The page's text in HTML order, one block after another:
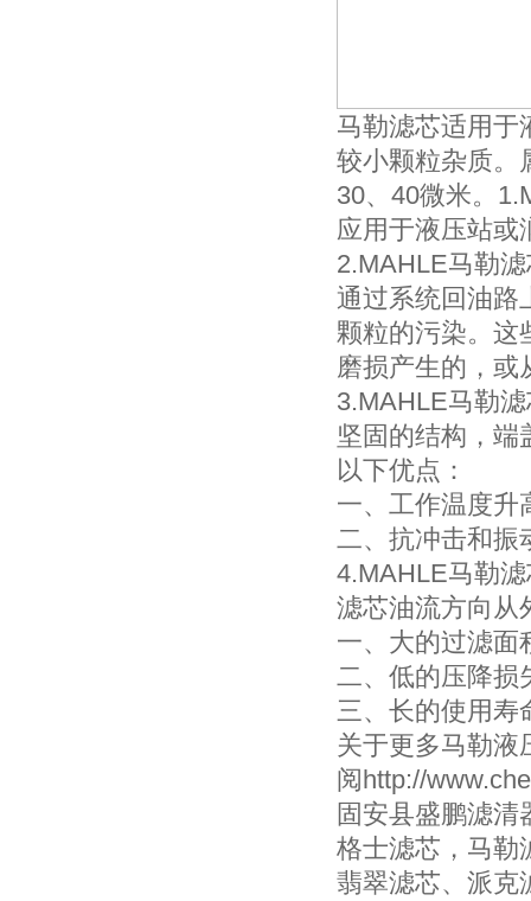
马勒滤芯适用于
较小颗粒杂质。
30、40微米。
应用于液压站或
2.MAHLE马勒
通过系统回油路
颗粒的污染。这
磨损产生的，或
3.MAHLE马勒
坚固的结构，端
以下优点：
一、工作温度升
二、抗冲击和振
4.MAHLE马勒
滤芯油流方向从
一、大的过滤面
二、低的压降损
三、长的使用寿
关于更多马勒液
阅http://
固安县盛鹏滤
格士滤芯，马勒
翡翠滤芯、派克